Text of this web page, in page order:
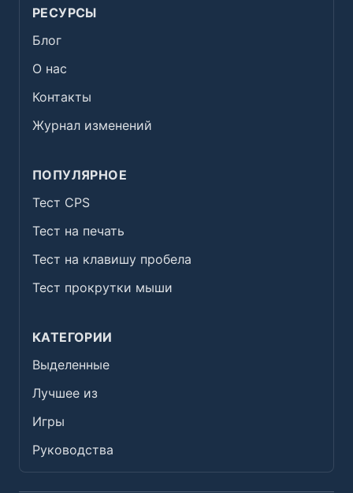
РЕСУРСЫ
Блог
О нас
Контакты
Журнал изменений
ПОПУЛЯРНОЕ
Тест CPS
Тест на печать
Тест на клавишу пробела
Тест прокрутки мыши
КАТЕГОРИИ
Выделенные
Лучшее из
Игры
Руководства